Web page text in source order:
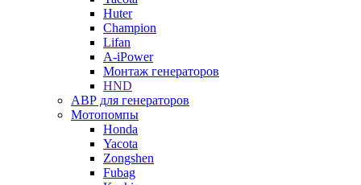
Huter
Champion
Lifan
A-iPower
Монтаж генераторов
HND
АВР для генераторов
Мотопомпы
Honda
Yacota
Zongshen
Fubag